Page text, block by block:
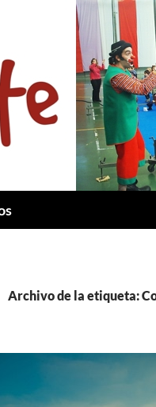
Archivo de la etiqueta: